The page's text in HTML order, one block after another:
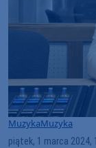
MuzykaMuzyka
piątek, 1 marca 2024,